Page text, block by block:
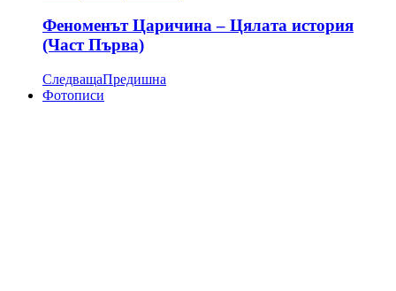
Феноменът Царичина – Цялата история
(Част Първа)
СледващаПредишна
Фотописи